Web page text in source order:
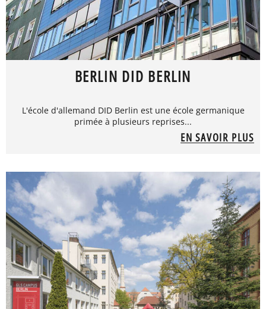
BERLIN DID BERLIN
L'école d'allemand DID Berlin est une école germanique
primée à plusieurs reprises...
EN SAVOIR PLUS